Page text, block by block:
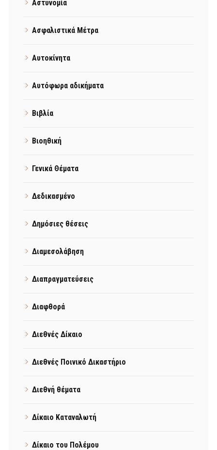
Αστυνομία
Ασφαλιστικά Μέτρα
Αυτοκίνητα
Αυτόφωρα αδικήματα
Βιβλία
Βιοηθική
Γενικά Θέματα
Δεδικασμένο
Δημόσιες θέσεις
Διαμεσολάβηση
Διαπραγματεύσεις
Διαφθορά
Διεθνές Δίκαιο
Διεθνές Ποινικό Δικαστήριο
Διεθνή θέματα
Δίκαιο Καταναλωτή
Δίκαιο του Πολέμου